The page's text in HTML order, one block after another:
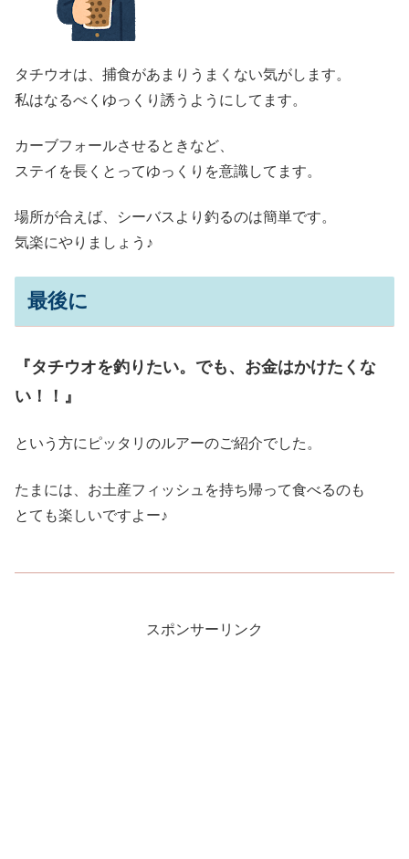
タチウオは、捕食があまりうまくない気がします。
私はなるべくゆっくり誘うようにしてます。
カーブフォールさせるときなど、
ステイを長くとってゆっくりを意識してます。
場所が合えば、シーバスより釣るのは簡単です。
気楽にやりましょう♪
最後に
『タチウオを釣りたい。でも、お金はかけたくな
い！！』
という方にピッタリのルアーのご紹介でした。
たまには、お土産フィッシュを持ち帰って食べるのも
とても楽しいですよー♪
スポンサーリンク